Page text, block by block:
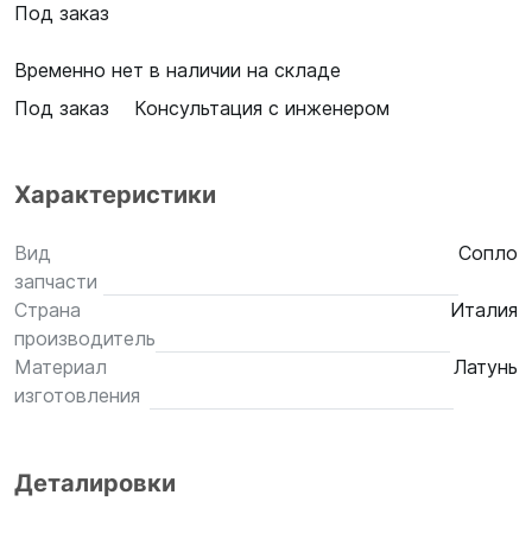
Под заказ
Временно нет в наличии на складе
Под заказ
Консультация с инженером
Характеристики
Вид
запчасти
Сопло
Страна
производитель
Италия
Материал
изготовления
Латунь
Деталировки